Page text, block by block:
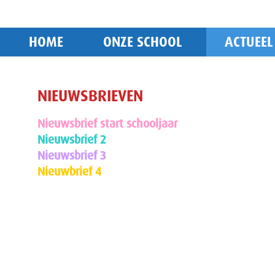
HOME ONZE SCHOOL ACTUEEL
NIEUWSBRIEVEN
Nieuwsbrief start schooljaar
Nieuwsbrief 2
Nieuwsbrief 3
Nieuwbrief 4